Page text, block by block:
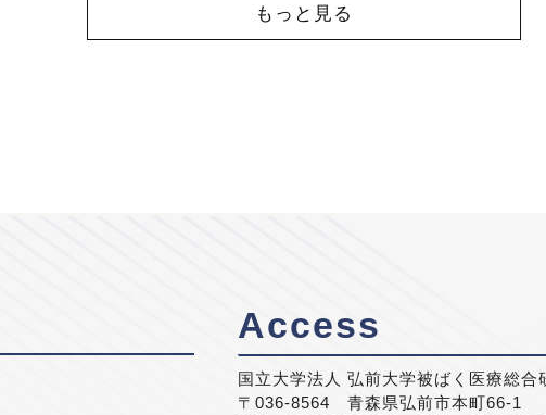
もっと見る
Access
国立大学法人 弘前大学被ばく医療総合
〒036-8564 青森県弘前市本町66-1